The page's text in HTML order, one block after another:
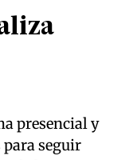
presencial y
seguir